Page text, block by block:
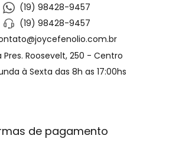
(19) 98428-9457
(19) 98428-9457
Pres. Roosevelt, 250 - Centro
à Sexta das 8h as 17:00hs
de pagamento